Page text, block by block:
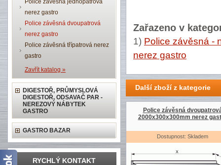
Police závěsná jednopatrová
nerez gastro
Police závěsná dvoupatrová
nerez gastro
Police závěsná třípatrová nerez
gastro
Zavřít katalog »
DIGESTOŘ, PRŮMYSLOVÁ
DIGESTOŘ, ODSAVAČ PAR -
NEREZOVÝ NÁBYTEK
GASTRO
GASTRO BAZAR
RYCHLÝ KONTAKT
Zařazeno v
1) Police závěsná -
nerez gastro
Další zboží z kategorie
Police závěsná
2000x300x300mm nerez
Dostupnost: Skladem